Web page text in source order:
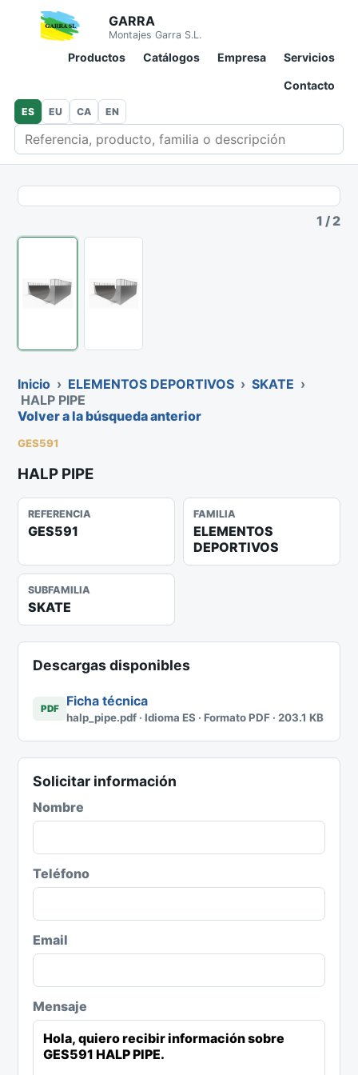
GARRA
Montajes Garra S.L.
Productos Catálogos Empresa Servicios
Contacto
Buscar en catálogo
ES EU CA EN
1 /2
Inicio › ELEMENTOS DEPORTIVOS › SKATE ›
HALP PIPE
Volver a la búsqueda anterior
GES591
HALP PIPE
REFERENCIA
GES591
FAMILIA
ELEMENTOS
DEPORTIVOS
SUBFAMILIA
SKATE
Descargas disponibles
PDF Ficha técnica
halp_pipe.pdf · Idioma ES · Formato PDF · 203.1 KB
Solicitar información
Nombre
Teléfono
Email
Mensaje